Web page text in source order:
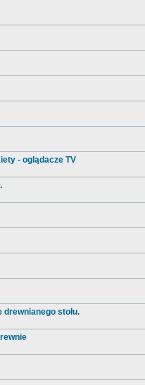
- oglądacze TV
drewnianego stołu.